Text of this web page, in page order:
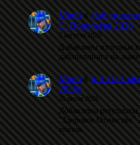
Minfo к
С. Воробьёва 2026
2 августа 2026
Добавлены итоговые
даблполлинга на
Minfoк6-й этап
2026»
31 июля 2026
Добавлены
"Здоровое Отечество"
этапов.